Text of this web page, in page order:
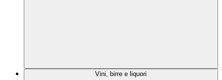
Vini, birre e liquori